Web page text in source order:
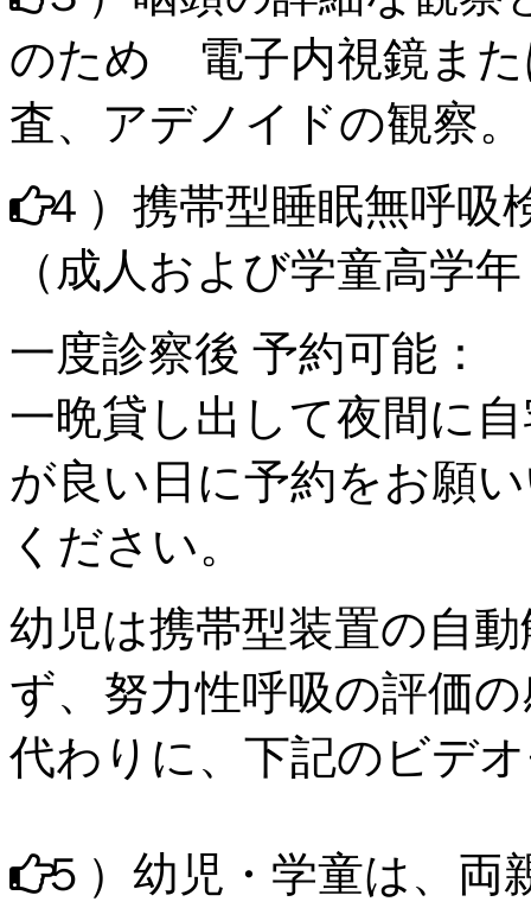
のため
電子内視鏡ま
査、 アデノイドの観察。
４） 携帯型睡眠無呼吸
（ 成人 および学童高学年
一度診察後 予約可能：
一晩貸し出して夜間に
が良い日に予約をお願
ください。
幼児は携帯型装置の自
ず、努力性呼吸の評価
代わりに、下記の ビデ
５） 幼児・学童は、両